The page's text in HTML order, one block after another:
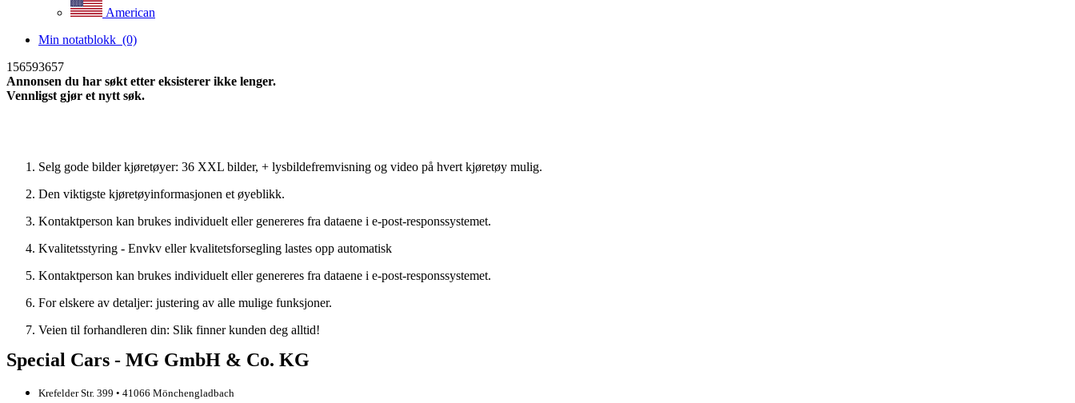
American
Min notatblokk (0)
156593657
Annonsen du har søkt etter eksisterer ikke lenger.
Vennligst gjør et nytt søk.
Selg gode bilder kjøretøyer: 36 XXL bilder, + lysbildefremvisning og video på hvert kjøretøy mulig.
Den viktigste kjøretøyinformasjonen et øyeblikk.
Kontaktperson kan brukes individuelt eller genereres fra dataene i e-post-responssystemet.
Kvalitetsstyring - Envkv eller kvalitetsforsegling lastes opp automatisk
Kontaktperson kan brukes individuelt eller genereres fra dataene i e-post-responssystemet.
For elskere av detaljer: justering av alle mulige funksjoner.
Veien til forhandleren din: Slik finner kunden deg alltid!
Special Cars - MG GmbH & Co. KG
Krefelder Str. 399 • 41066 Mönchengladbach